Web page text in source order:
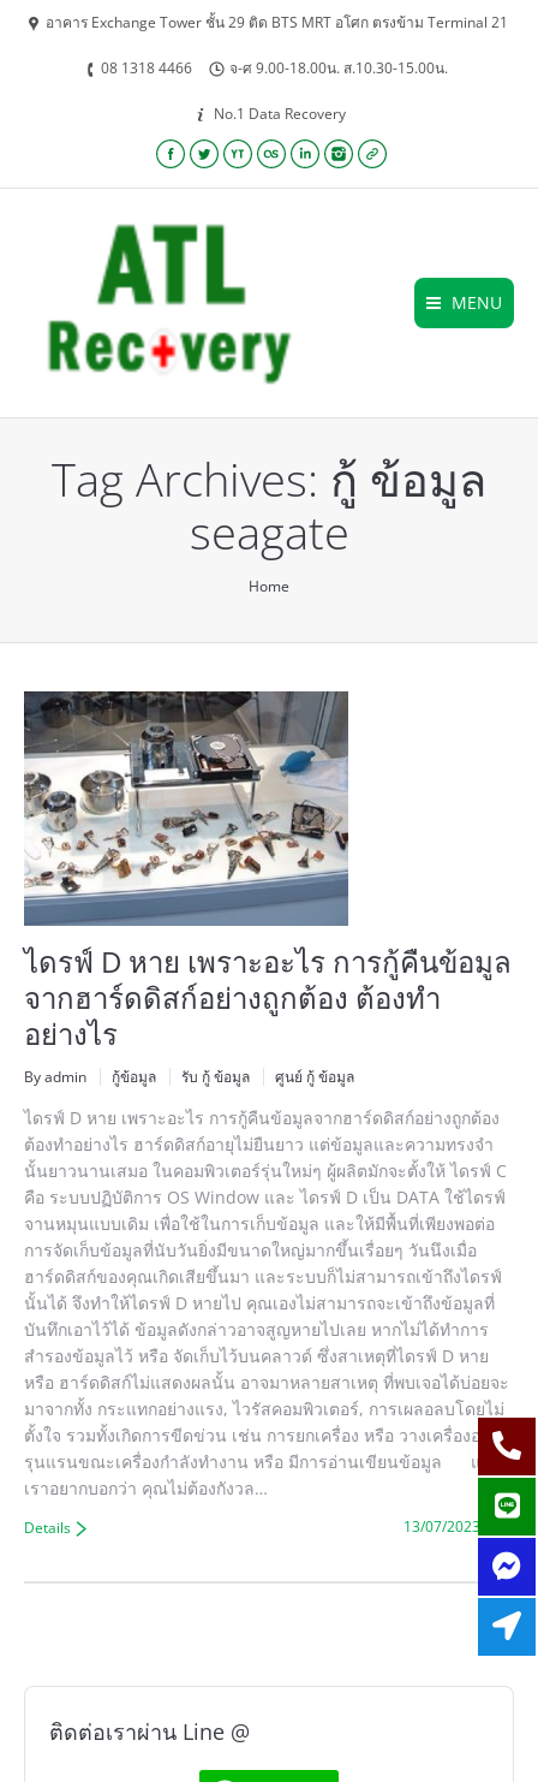
อาคาร Exchange Tower ชั้น 29 ติด BTS MRT อโศก ตรงข้าม Terminal 21
08 1318 4466 จ-ศ 9.00-18.00น. ส.10.30-15.00น.
No.1 Data Recovery
Facebook
TwitterYouTubeLastfmLinkedinInstagram
Website
MENU
Tag Archives: กู้ ข้อมูล
seagate
Home
ไดรฟ์ D หาย เพราะอะไร การกู้คืนข้อมูล
จากฮาร์ดดิสก์อย่างถูกต้อง ต้องทำ
อย่างไร
By admin กู้ข้อมูล รับ กู้ ข้อมูล ศูนย์ กู้ ข้อมูล
ไดรฟ์ D หาย เพราะอะไร การกู้คืนข้อมูลจากฮาร์ดดิสก์อย่างถูกต้อง
ต้องทำอย่างไร ฮาร์ดดิสก์อายุไม่ยืนยาว แต่ข้อมูลและความทรงจำ
นั้นยาวนานเสมอ ในคอมพิวเตอร์รุ่นใหม่ๆ ผู้ผลิตมักจะตั้งให้ ไดรฟ์ C
คือ ระบบปฏิบัติการ OS Window และ ไดรฟ์ D เป็น DATA ใช้ไดรฟ์
จานหมุนแบบเดิม เพื่อใช้ในการเก็บข้อมูล และให้มีพื้นที่เพียงพอต่อ
การจัดเก็บข้อมูลที่นับวันยิ่งมีขนาดใหญ่มากขึ้นเรื่อยๆ วันนึงเมื่อ
ฮาร์ดดิสก์ของคุณเกิดเสียขึ้นมา และระบบก็ไม่สามารถเข้าถึงไดรฟ์
นั้นได้ จึงทำให้ไดรฟ์ D หายไป คุณเองไม่สามารถจะเข้าถึงข้อมูลที่
บันทึกเอาไว้ได้ ข้อมูลดังกล่าวอาจสูญหายไปเลย หากไม่ได้ทำการ
สำรองข้อมูลไว้ หรือ จัดเก็บไว้บนคลาวด์ ซึ่งสาเหตุที่ไดรฟ์ D หาย
หรือ ฮาร์ดดิสก์ไม่แสดงผลนั้น อาจมาหลายสาเหตุ ที่พบเจอได้บ่อยจะ
มาจากทั้ง กระแทกอย่างแรง, ไวรัสคอมพิวเตอร์, การเผลอลบโดยไม่
ตั้งใจ รวมทั้งเกิดการขีดข่วน เช่น การยกเครื่อง หรือ วางเครื่องอย่าง
รุนแรนขณะเครื่องกำลังทำงาน หรือ มีการอ่านเขียนข้อมูล แต่
เราอยากบอกว่า คุณไม่ต้องกังวล…
13/07/2023
Details
ติดต่อเราผ่าน Line @